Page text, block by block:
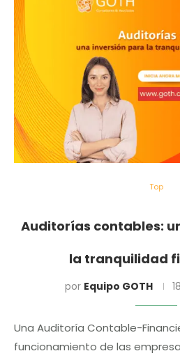
Top
Auditorías contables:
la tranquilidad
por Equipo GOTH
Una Auditoría Contable-
funcionamiento de las